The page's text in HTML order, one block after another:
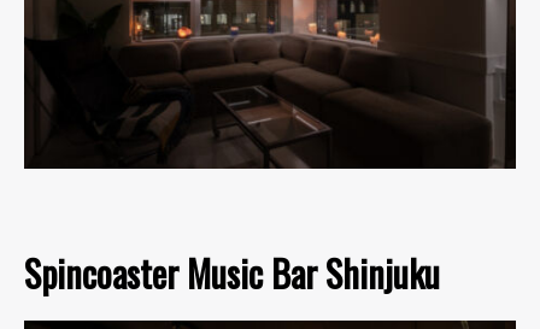
Spincoaster Music Bar Shinjuku